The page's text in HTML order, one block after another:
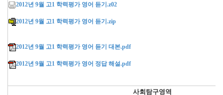
2012년 9월 고1 학력평가 영어 듣기.z02
2012년 9월 고1 학력평가 영어 듣기.zip
2012년 9월 고1 학력평가 영어 듣기 대본.pdf
2012년 9월 고1 학력평가 영어 정답 해설.pdf
사회탐구영역